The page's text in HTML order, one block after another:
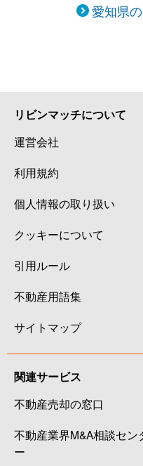
愛知県
リビンマッチについて
運営会社
利用規約
個人情報の取り扱い
クッキーについて
引用ルール
不動産用語集
サイトマップ
関連サービス
不動産売却の窓口
不動産業界M&A相談セン
ー